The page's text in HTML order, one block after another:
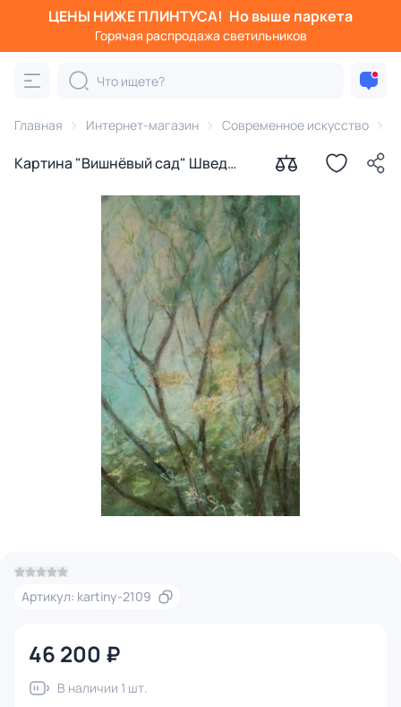
ЦЕНЫ НИЖЕ ПЛИНТУСА! Но выше паркета
Горячая распродажа светильников
Главная Интернет-магазин Современное искусство
Картина "Вишнёвый сад" Швед
Артикул: kartiny-2109
46 200 ₽
В наличии 1 шт.